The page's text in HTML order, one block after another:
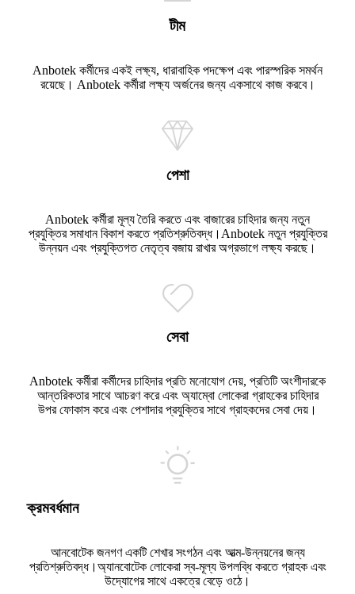
টীম
Anbotek কর্মীদের একই লক্ষ্য, ধারাবাহিক পদক্ষেপ এবং পারস্পরিক সমর্থন
রয়েছে। Anbotek কর্মীরা লক্ষ্য অর্জনের জন্য একসাথে কাজ করবে।
পেশা
Anbotek কর্মীরা মূল্য তৈরি করতে এবং বাজারের চাহিদার জন্য নতুন
প্রযুক্তির সমাধান বিকাশ করতে প্রতিশ্রুতিবদ্ধ।Anbotek নতুন প্রযুক্তির
উন্নয়ন এবং প্রযুক্তিগত নেতৃত্ব বজায় রাখার অগ্রভাগে লক্ষ্য করছে।
সেবা
Anbotek কর্মীরা কর্মীদের চাহিদার প্রতি মনোযোগ দেয়, প্রতিটি অংশীদারকে
আন্তরিকতার সাথে আচরণ করে এবং অ্যাম্বো লোকেরা গ্রাহকের চাহিদার
উপর ফোকাস করে এবং পেশাদার প্রযুক্তির সাথে গ্রাহকদের সেবা দেয়।
ক্রমবর্ধমান
আনবোটেক জনগণ একটি শেখার সংগঠন এবং আত্ম-উন্নয়নের জন্য
প্রতিশ্রুতিবদ্ধ।অ্যানবোটেক লোকেরা স্ব-মূল্য উপলব্ধি করতে গ্রাহক এবং
উদ্যোগের সাথে একত্রে বেড়ে ওঠে।